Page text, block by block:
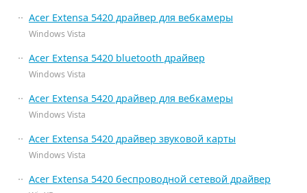
Acer Extensa 5420 драйвер для вебкамеры
Windows Vista
Acer Extensa 5420 bluetooth драйвер
Windows Vista
Acer Extensa 5420 драйвер для вебкамеры
Windows Vista
Acer Extensa 5420 драйвер звуковой карты
Windows Vista
Acer Extensa 5420 беспроводной сетевой драйвер